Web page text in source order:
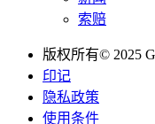
索赔
版权所有© 2025
印记
隐私政策
使用条件